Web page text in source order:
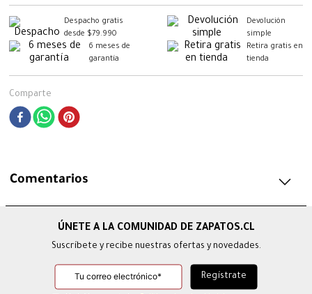
Despacho gratis
desde $79.990
Devolución
simple
6 meses de
garantía
Retira gratis en
tienda
Comparte
Comentarios
Suscríbete y recibe nuestras ofertas y novedades.